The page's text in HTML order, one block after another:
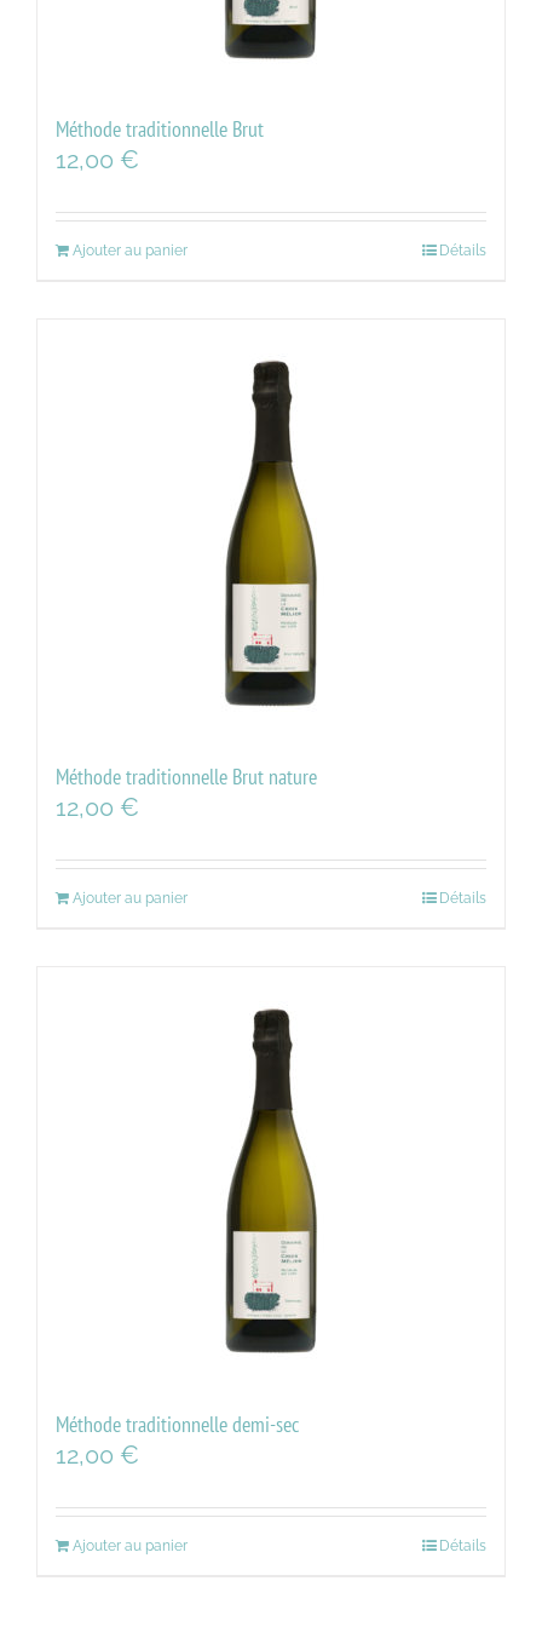
Méthode traditionnelle Brut
12,00 €
Ajouter au panier Détails
Méthode traditionnelle Brut nature
12,00 €
Ajouter au panier Détails
Méthode traditionnelle demi-sec
12,00 €
Ajouter au panier Détails